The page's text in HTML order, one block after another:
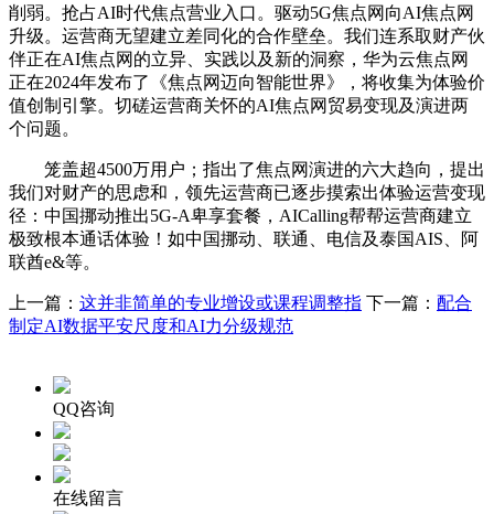
削弱。抢占AI时代焦点营业入口。驱动5G焦点网向AI焦点网
升级。运营商无望建立差同化的合作壁垒。我们连系取财产伙
伴正在AI焦点网的立异、实践以及新的洞察，华为云焦点网
正在2024年发布了《焦点网迈向智能世界》，将收集为体验价
值创制引擎。切磋运营商关怀的AI焦点网贸易变现及演进两
个问题。
笼盖超4500万用户；指出了焦点网演进的六大趋向，提出
我们对财产的思虑和，领先运营商已逐步摸索出体验运营变现
径：中国挪动推出5G-A卑享套餐，AICalling帮帮运营商建立
极致根本通话体验！如中国挪动、联通、电信及泰国AIS、阿
联酋e&等。
上一篇： 这并非简单的专业增设或课程调整指 下一篇： 配合
制定AI数据平安尺度和AI力分级规范
QQ咨询
在线留言